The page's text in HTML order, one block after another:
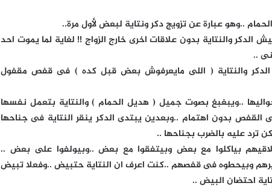
..وهو عبارة عن تزويج دكر ونتاية لبعض لأول مرة..
الدكر والنتاية بدون علاقات اخرى خارج الزواج !! لغاية لما يموت احد
..
الدكر والنتاية ( اللى مايعرفوش بعض قبل كده ) فى قفص مقفول
..ويبغبغ بصوت جميل ( هديل الحمام ) والنتاية بتعمل نفسها
بدون اهتمام ..وبعدين يبتدى الدكر ينقر النتاية فى جناحها
ترد عليه بالضرب بجناحها ..
بياكلوا مع بعض وبيتفقوا مع بعض ..وبيولفوا على بعض ..
وبيحطوه فى قفصهم ..كنت اعرف ان النتاية حتبيض ..وفعلا تبيض
احتضان البيض ..